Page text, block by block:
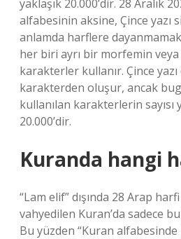
yaklaşık 20.000’dir. 28 Aralık
alfabesinin aksine, Çince yazı
anlamda harflere
her biri ayrı bir morfemin
karakterler kullanır. Çince
karakterden oluşur, ancak
kullanılan karakterlerin sayısı
20.000’dir.
Kuranda hangi
“Lam elif” dışında 28 Arap
vahyedilen Kuran’da sadece
Bu yüzden “Kuran